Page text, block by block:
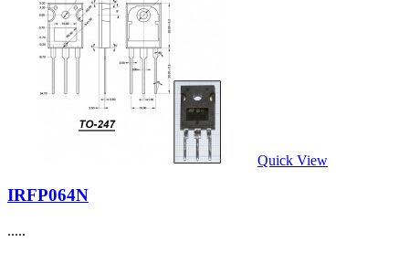
Quick View
IRFP064N
.....